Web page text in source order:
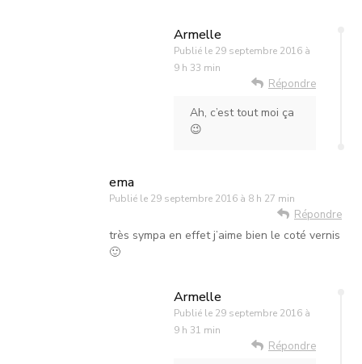
Armelle
Publié le 29 septembre 2016 à
9 h 33 min
Répondre
Ah, c’est tout moi ça
😉
ema
Publié le 29 septembre 2016 à 8 h 27 min
Répondre
très sympa en effet j’aime bien le coté vernis
🙂
Armelle
Publié le 29 septembre 2016 à
9 h 31 min
Répondre